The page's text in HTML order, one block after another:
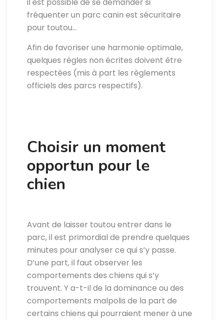
il est possible de se demander si
fréquenter un parc canin est sécuritaire
pour toutou…
Afin de favoriser une harmonie optimale,
quelques règles non écrites doivent être
respectées (mis à part les règlements
officiels des parcs respectifs).
Choisir un moment
opportun pour le
chien
Avant de laisser toutou entrer dans le
parc, il est primordial de prendre quelques
minutes pour analyser ce qui s’y passe.
D’une part, il faut observer les
comportements des chiens qui s’y
trouvent. Y a-t-il de la dominance ou des
comportements malpolis de la part de
certains chiens qui pourraient mener à une